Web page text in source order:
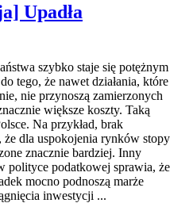
Upadła
szybko staje się potężnym
tego, że nawet działania, które
nie przynoszą zamierzonych
większe koszty. Taką
Na przykład, brak
dla uspokojenia rynków stopy
znacznie bardziej. Inny
polityce podatkowej sprawia, że
mocno podnoszą marże
inwestycji ...